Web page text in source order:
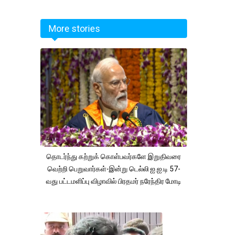
More stories
தொடர்ந்து கற்றுக் கொள்பவர்களே இறுதிவரை
வெற்றி பெறுவார்கள்-இன்று டெல்லி ஐ.ஐ.டி 57-
வது பட்டமளிப்பு விழாவில் பிரதமர் நரேந்திர மோடி